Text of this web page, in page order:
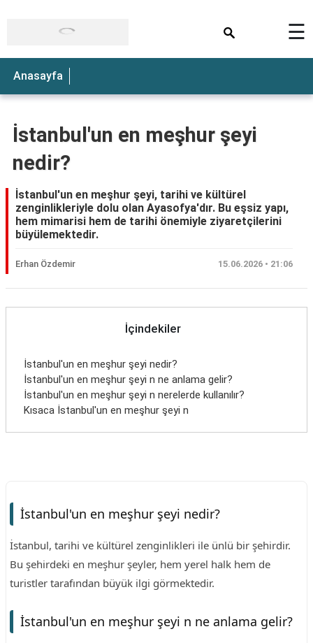
☰
Anasayfa
İstanbul'un en meşhur şeyi
nedir?
İstanbul'un en meşhur şeyi, tarihi ve kültürel
zenginlikleriyle dolu olan Ayasofya'dır. Bu eşsiz yapı,
hem mimarisi hem de tarihi önemiyle ziyaretçilerini
büyülemektedir.
Erhan Özdemir 15.06.2026 • 21:06
İçindekiler
İstanbul'un en meşhur şeyi nedir?
İstanbul'un en meşhur şeyi n ne anlama gelir?
İstanbul'un en meşhur şeyi n nerelerde kullanılır?
Kısaca İstanbul'un en meşhur şeyi n
İstanbul'un en meşhur şeyi nedir?
İstanbul, tarihi ve kültürel zenginlikleri ile ünlü bir şehirdir.
Bu şehirdeki en meşhur şeyler, hem yerel halk hem de
turistler tarafından büyük ilgi görmektedir.
İstanbul'un en meşhur şeyi n ne anlama gelir?